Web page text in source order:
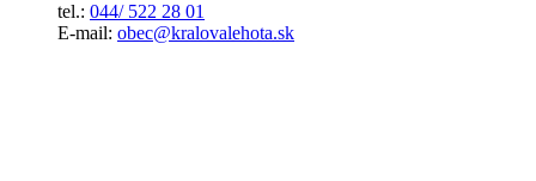
tel.: 044/ 522 28 01
E-mail: obec@kralovalehota.sk